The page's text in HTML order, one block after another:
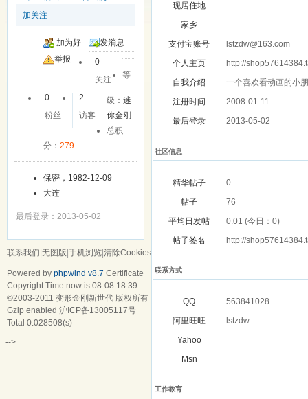
加关注
加为好
友
发消息
举报
0
关注
0
粉丝
2
访客
等
级：迷
你金刚
总积
分： 279
保密，1982-12-09
大连
最后登录：2013-05-02
现居住地
家乡
支付宝账号
lstzdw@163.com
个人主页
http://
自我介绍
一个喜欢看动画的小
注册时间
2008-01-11
最后登录
2013-05-02
社区信息
精华帖子
0
帖子
76
平均日发帖
0.01 (今日：0)
帖子签名
http://
联系方式
QQ
563841028
阿里旺旺
lstzdw
Yahoo
Msn
工作教育
联系我们 无图版 手机浏览 清除Cookies
Powered by phpwind v8.7 Certificate
Copyright Time now is:08-08 18:39
©2003-2011 变形金刚新世代 版权所有
Gzip enabled 沪ICP备13005117号
Total 0.028508(s)
-->